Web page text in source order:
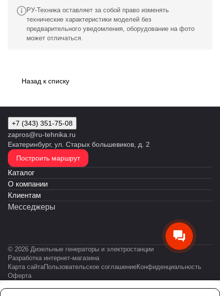
РУ-Техника оставляет за собой право изменять
технические характеристики моделей без
предварительного уведомления, оборудование на фото
может отличаться.
Назад к списку
+7 (343) 351-75-08
zapros@ru-tehnika.ru
Екатеринбург, ул. Старых большевиков, д. 2
Построить маршрут
Каталог
О компании
Клиентам
Месседжеры
© 2026 Дизельные генераторы и электростанции
Разработка интернет-магазина
Карта сайтаПользовательское соглашениеКонфиденциальность
Оферта